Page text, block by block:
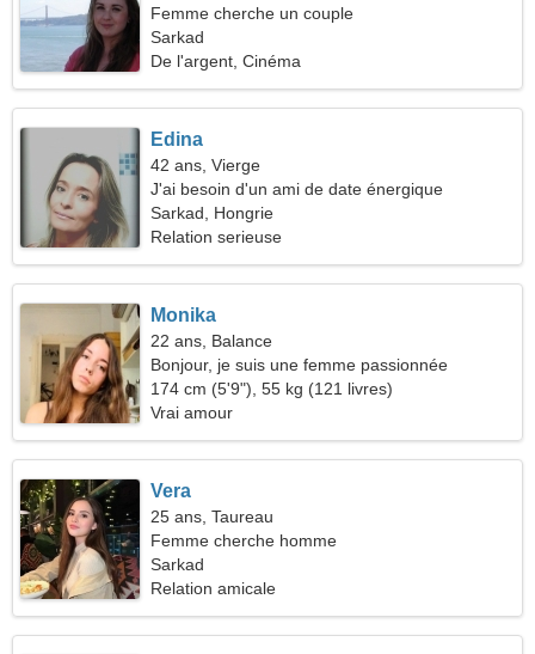
Femme cherche un couple
Sarkad
De l'argent, Cinéma
Edina
42 ans, Vierge
J'ai besoin d'un ami de date énergique
Sarkad, Hongrie
Relation serieuse
Monika
22 ans, Balance
Bonjour, je suis une femme passionnée
174 cm (5'9"), 55 kg (121 livres)
Vrai amour
Vera
25 ans, Taureau
Femme cherche homme
Sarkad
Relation amicale